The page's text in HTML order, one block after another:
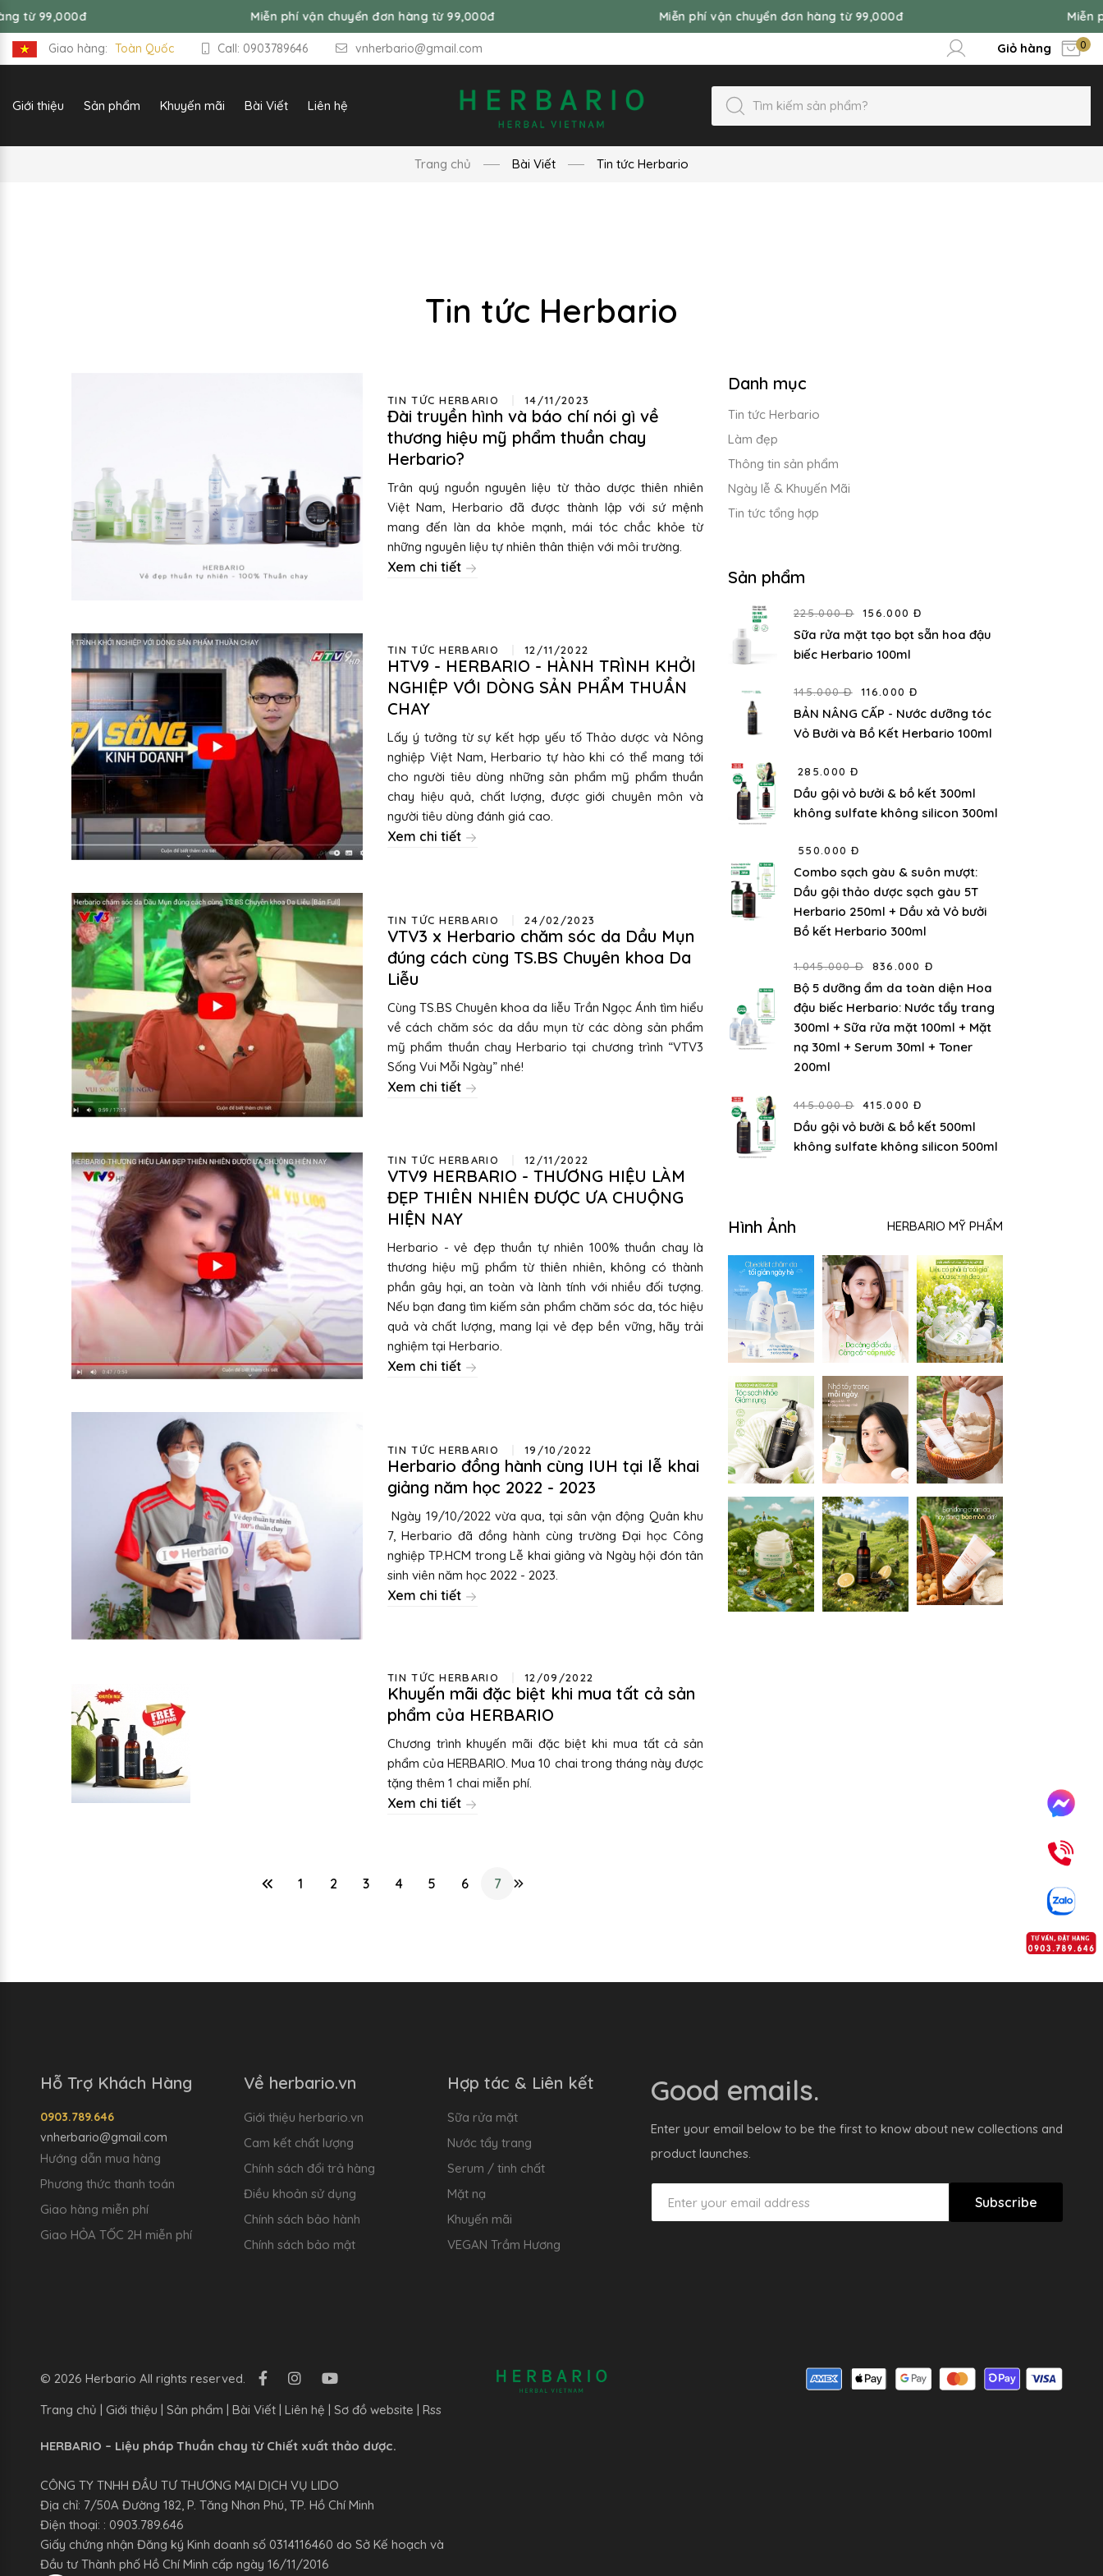
Miễn phí vận chuyển đơn hàng từ 99,000đ Miễn phí vận chuyển đơn hàng từ 99,000đ Miễn phí vận
Giao hàng: Toàn Quốc Call: 0903789646 vnherbario@gmail.com Giỏ hàng 0
Giới thiệu Sản phẩm Khuyến mãi Bài Viết Liên hệ
Trang chủ Bài Viết Tin tức Herbario
Tin tức Herbario
TIN TỨC HERBARIO 14/11/2023
Đài truyền hình và báo chí nói gì về
thương hiệu mỹ phẩm thuần chay
Herbario?
Trân quý nguồn nguyên liệu từ thảo dược thiên nhiên
Việt Nam, Herbario đã được thành lập với sứ mệnh
mang đến làn da khỏe mạnh, mái tóc chắc khỏe từ
những nguyên liệu tự nhiên thân thiện với môi trường.
Xem chi tiết
TIN TỨC HERBARIO 12/11/2022
HTV9 - HERBARIO - HÀNH TRÌNH KHỞI
NGHIỆP VỚI DÒNG SẢN PHẨM THUẦN
CHAY
Lấy ý tưởng từ sự kết hợp yếu tố Thảo dược và Nông
nghiệp Việt Nam, Herbario tự hào khi có thể mang tới
cho người tiêu dùng những sản phẩm mỹ phẩm thuần
chay hiệu quả, chất lượng, được giới chuyên môn và
người tiêu dùng đánh giá cao.
Xem chi tiết
TIN TỨC HERBARIO 24/02/2023
VTV3 x Herbario chăm sóc da Dầu Mụn
đúng cách cùng TS.BS Chuyên khoa Da
Liễu
Cùng TS.BS Chuyên khoa da liễu Trần Ngọc Ánh tìm hiểu
về cách chăm sóc da dầu mụn từ các dòng sản phẩm
mỹ phẩm thuần chay Herbario tại chương trình “VTV3
Sống Vui Mỗi Ngày” nhé!
Xem chi tiết
TIN TỨC HERBARIO 12/11/2022
VTV9 HERBARIO - THƯƠNG HIỆU LÀM
ĐẸP THIÊN NHIÊN ĐƯỢC ƯA CHUỘNG
HIỆN NAY
Herbario - vẻ đẹp thuần tự nhiên 100% thuần chay là
thương hiệu mỹ phẩm từ thiên nhiên, không có thành
phần gây hại, an toàn và lành tính với nhiều đối tượng.
Nếu bạn đang tìm kiếm sản phẩm chăm sóc da, tóc hiệu
quả và chất lượng, mang lại vẻ đẹp bền vững, hãy trải
nghiệm tại Herbario.
Xem chi tiết
TIN TỨC HERBARIO 19/10/2022
Herbario đồng hành cùng IUH tại lễ khai
giảng năm học 2022 - 2023
Ngày 19/10/2022 vừa qua, tại sân vận động Quân khu
7, Herbario đã đồng hành cùng trường Đại học Công
nghiệp TP.HCM trong Lễ khai giảng và Ngày hội đón tân
sinh viên năm học 2022 - 2023.
Xem chi tiết
TIN TỨC HERBARIO 12/09/2022
Khuyến mãi đặc biệt khi mua tất cả sản
phẩm của HERBARIO
Chương trình khuyến mãi đặc biệt khi mua tất cả sản
phẩm của HERBARIO. Mua 10 chai trong tháng này được
tặng thêm 1 chai miễn phí.
Xem chi tiết
1 2 3 4 5 6 7
Danh mục
Tin tức Herbario
Làm đẹp
Thông tin sản phẩm
Ngày lễ & Khuyến Mãi
Tin tức tổng hợp
Sản phẩm
225.000 Đ 156.000 Đ
Sữa rửa mặt tạo bọt sẵn hoa đậu
biếc Herbario 100ml
145.000 Đ 116.000 Đ
BẢN NÂNG CẤP - Nước dưỡng tóc
Vỏ Bưởi và Bồ Kết Herbario 100ml
285.000 Đ
Dầu gội vỏ bưởi & bồ kết 300ml
không sulfate không silicon 300ml
550.000 Đ
Combo sạch gàu & suôn mượt:
Dầu gội thảo dược sạch gàu 5T
Herbario 250ml + Dầu xả Vỏ bưởi
Bồ kết Herbario 300ml
1.045.000 Đ 836.000 Đ
Bộ 5 dưỡng ẩm da toàn diện Hoa
đậu biếc Herbario: Nước tẩy trang
300ml + Sữa rửa mặt 100ml + Mặt
nạ 30ml + Serum 30ml + Toner
200ml
445.000 Đ 415.000 Đ
Dầu gội vỏ bưởi & bồ kết 500ml
không sulfate không silicon 500ml
Hình Ảnh HERBARIO MỸ PHẨM
Hỗ Trợ Khách Hàng
0903.789.646
vnherbario@gmail.com
Hướng dẫn mua hàng
Phương thức thanh toán
Giao hàng miễn phí
Giao HỎA TỐC 2H miễn phí
Về herbario.vn
Giới thiệu herbario.vn
Cam kết chất lượng
Chính sách đổi trả hàng
Điều khoản sử dụng
Chính sách bảo hành
Chính sách bảo mật
Hợp tác & Liên kết
Sữa rửa mặt
Nước tẩy trang
Serum / tinh chất
Mặt nạ
Khuyến mãi
VEGAN Trầm Hương
Good emails.
Enter your email below to be the first to know about new collections and
product launches.
Subscribe
© 2026 Herbario All rights reserved.
Trang chủ | Giới thiệu | Sản phẩm | Bài Viết| Liên hệ | Sơ đồ website | Rss
HERBARIO – Liệu pháp Thuần chay từ Chiết xuất thảo dược.
CÔNG TY TNHH ĐẦU TƯ THƯƠNG MẠI DỊCH VỤ LIDO
Địa chỉ: 7/50A Đường 182, P. Tăng Nhơn Phú, TP. Hồ Chí Minh
Điện thoại: : 0903.789.646
Giấy chứng nhận Đăng ký Kinh doanh số 0314116460 do Sở Kế hoạch và
Đầu tư Thành phố Hồ Chí Minh cấp ngày 16/11/2016